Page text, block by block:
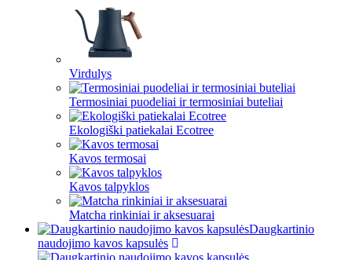
Virdulys
Termosiniai puodeliai ir termosiniai buteliai
Ekologiški patiekalai Ecotree
Kavos termosai
Kavos talpyklos
Matcha rinkiniai ir aksesuarai
Daugkartinio
naudojimo kavos kapsulės